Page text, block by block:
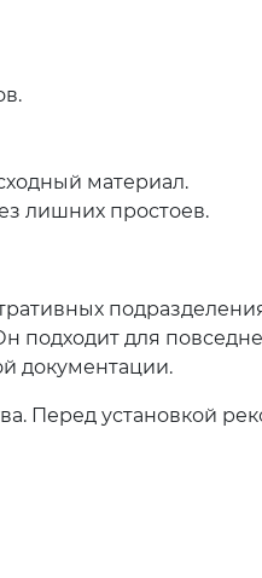
материал.
лишних простоев.
подходит для
документации.
Перед установкой